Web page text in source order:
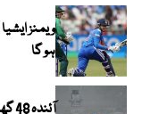
ہو گا